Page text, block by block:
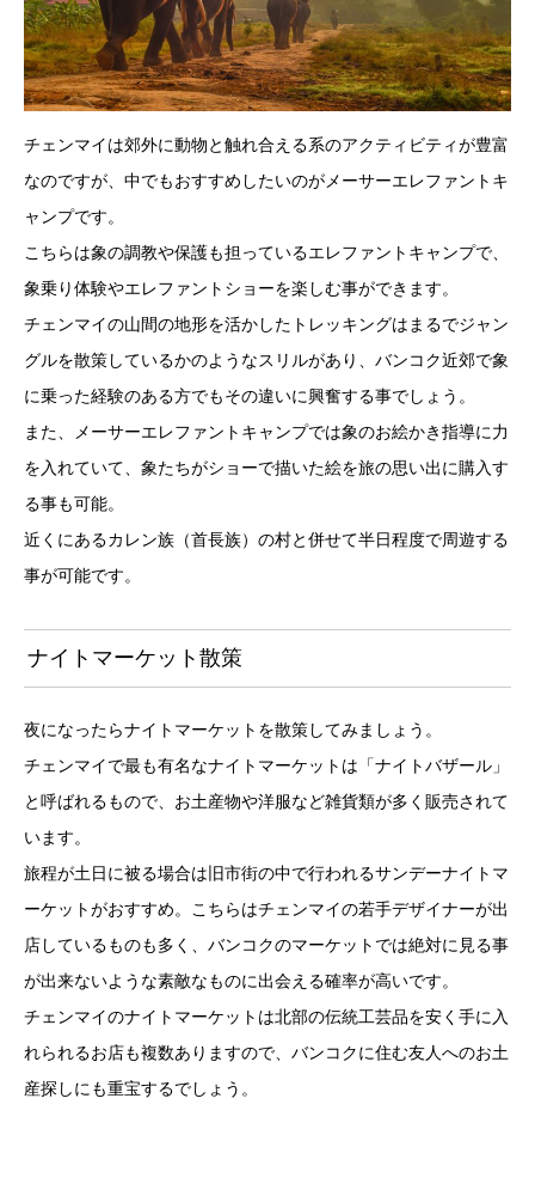
チェンマイは郊外に動物と触れ合える系のアクティビティが豊富
なのですが、中でもおすすめしたいのがメーサーエレファントキ
ャンプです。
こちらは象の調教や保護も担っているエレファントキャンプで、
象乗り体験やエレファントショーを楽しむ事ができます。
チェンマイの山間の地形を活かしたトレッキングはまるでジャン
グルを散策しているかのようなスリルがあり、バンコク近郊で象
に乗った経験のある方でもその違いに興奮する事でしょう。
また、メーサーエレファントキャンプでは象のお絵かき指導に力
を入れていて、象たちがショーで描いた絵を旅の思い出に購入す
る事も可能。
近くにあるカレン族（首長族）の村と併せて半日程度で周遊する
事が可能です。
ナイトマーケット散策
夜になったらナイトマーケットを散策してみましょう。
チェンマイで最も有名なナイトマーケットは「ナイトバザール」
と呼ばれるもので、お土産物や洋服など雑貨類が多く販売されて
います。
旅程が土日に被る場合は旧市街の中で行われるサンデーナイトマ
ーケットがおすすめ。こちらはチェンマイの若手デザイナーが出
店しているものも多く、バンコクのマーケットでは絶対に見る事
が出来ないような素敵なものに出会える確率が高いです。
チェンマイのナイトマーケットは北部の伝統工芸品を安く手に入
れられるお店も複数ありますので、バンコクに住む友人へのお土
産探しにも重宝するでしょう。